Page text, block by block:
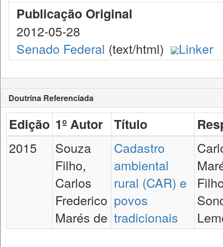
Publicação Original
2012-05-28
Senado Federal (text/html) Linker
Doutrina Referenciada
Edição 1º Autor Título
2015
Souza
Filho,
Carlos
Frederico
Marés de
Cadastro
ambiental
rural (CAR) e
povos
tradicionais